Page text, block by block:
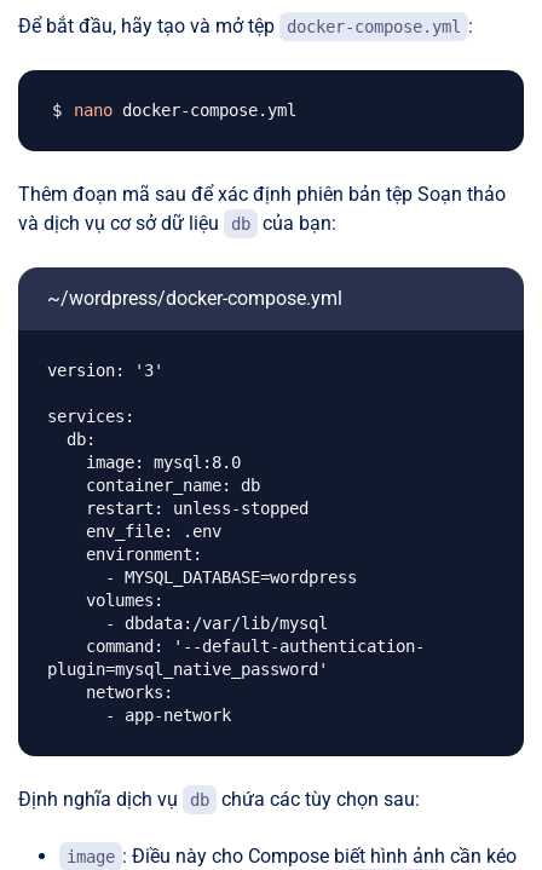
Để bắt đầu, hãy tạo và mở tệp docker-compose.yml :
nano
Thêm đoạn mã sau để xác định phiên bản tệp Soạn thảo
và dịch vụ cơ sở dữ liệu
db của bạn:
~/wordpress/docker-compose.yml
version: '3'
services:
plugin=mysql_native_password'
Định nghĩa dịch vụ db chứa các tùy chọn sau:
image : Điều này cho Compose biết hình ảnh cần kéo